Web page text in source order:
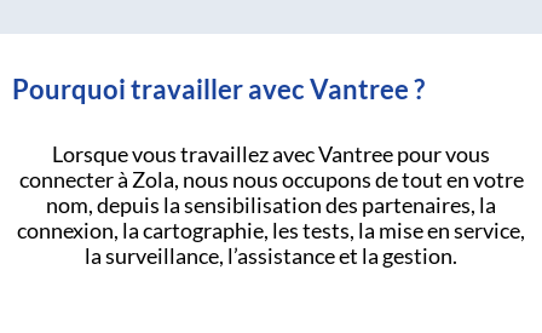
Pourquoi travailler avec Vantree ?
Lorsque vous travaillez avec Vantree pour vous
connecter à Zola, nous nous occupons de tout en votre
nom, depuis la sensibilisation des partenaires, la
connexion, la cartographie, les tests, la mise en service,
la surveillance, l’assistance et la gestion.